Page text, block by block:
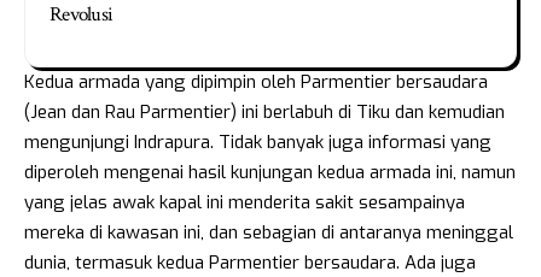
Revolusi
Kedua armada yang dipimpin oleh Parmentier bersaudara
(Jean dan Rau Parmentier) ini berlabuh di Tiku dan kemudian
mengunjungi Indrapura. Tidak banyak juga informasi yang
diperoleh mengenai hasil kunjungan kedua armada ini, namun
yang jelas awak kapal ini menderita sakit sesampainya
mereka di kawasan ini, dan sebagian di antaranya meninggal
dunia, termasuk kedua Parmentier bersaudara. Ada juga